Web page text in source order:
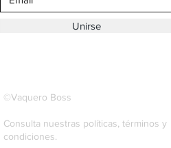
Unirse
©Vaquero Boss
Consulta nuestras políticas, términos y
condiciones.